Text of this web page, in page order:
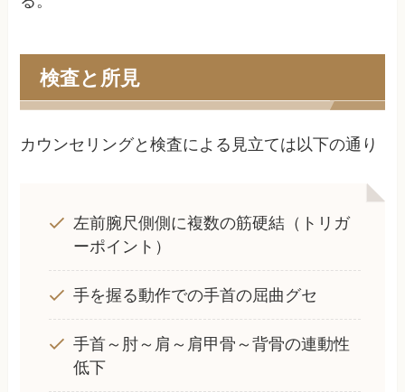
検査と所見
カウンセリングと検査による見立ては以下の通り
左前腕尺側側に複数の筋硬結（トリガ
ーポイント）
手を握る動作での手首の屈曲グセ
手首～肘～肩～肩甲骨～背骨の連動性
低下